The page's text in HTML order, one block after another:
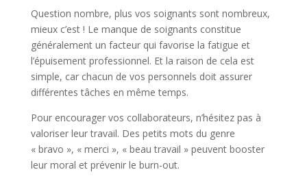
Question nombre, plus vos soignants sont nombreux,
mieux c’est ! Le manque de soignants constitue
généralement un facteur qui favorise la fatigue et
l’épuisement professionnel. Et la raison de cela est
simple, car chacun de vos personnels doit assurer
différentes tâches en même temps.
Pour encourager vos collaborateurs, n’hésitez pas à
valoriser leur travail. Des petits mots du genre
« bravo », « merci », « beau travail » peuvent booster
leur moral et prévenir le burn-out.